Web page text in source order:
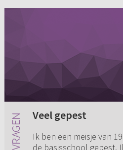
Veel gepest
Ik ben een meisje van
de basisschool gepest.